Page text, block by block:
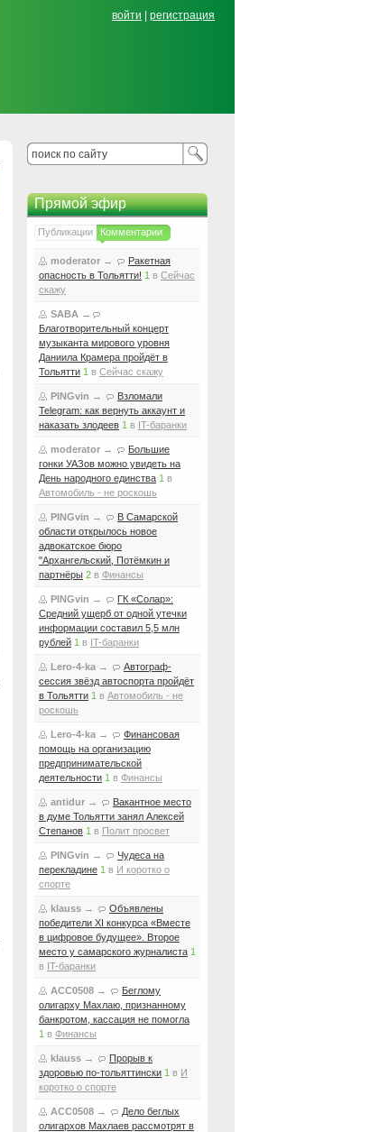
войти регистрация
Прямой эфир
Публикации Комментарии
moderator →
Ракетная
опасность в Тольятти! 1 в Сейчас
скажу
SABA →
Благотворительный концерт
музыканта мирового уровня
Даниила Крамера пройдёт в
Тольятти 1 в Сейчас скажу
PINGvin →
Взломали
Telegram: как вернуть аккаунт и
наказать злодеев 1 в IT-баранки
moderator →
Большие
гонки УАЗов можно увидеть на
День народного единства 1 в
Автомобиль - не роскошь
PINGvin →
В Самарской
области открылось новое
адвокатское бюро
"Архангельский, Потёмкин и
партнёры 2 в Финансы
PINGvin →
ГК «Солар»:
Средний ущерб от одной утечки
информации составил 5,5 млн
рублей 1 в IT-баранки
Lero-4-ka →
Автограф-
сессия звёзд автоспорта пройдёт
в Тольятти 1 в Автомобиль - не
роскошь
Lero-4-ka →
Финансовая
помощь на организацию
предпринимательской
деятельности 1 в Финансы
antidur →
Вакантное место
в думе Тольятти занял Алексей
Степанов 1 в Полит просвет
PINGvin →
Чудеса на
перекладине 1 в И коротко о
спорте
klauss →
Объявлены
победители XI конкурса «Вместе
в цифровое будущее». Второе
место у самарского журналиста 1
в IT-баранки
ACC0508 →
Беглому
олигарху Махлаю, признанному
банкротом, кассация не помогла
1 в Финансы
klauss →
Прорыв к
здоровью по-тольяттински 1 в И
коротко о спорте
ACC0508 →
Дело беглых
олигархов Махлаев рассмотрят в